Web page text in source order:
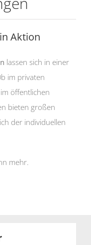
Aktion
lassen sich in einer
im privaten
öffentlichen
bieten großen
der individuellen
mehr.